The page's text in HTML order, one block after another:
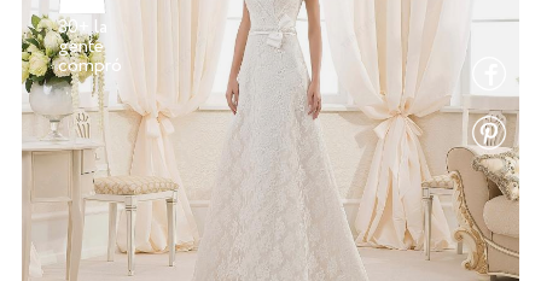
30+ la
gente